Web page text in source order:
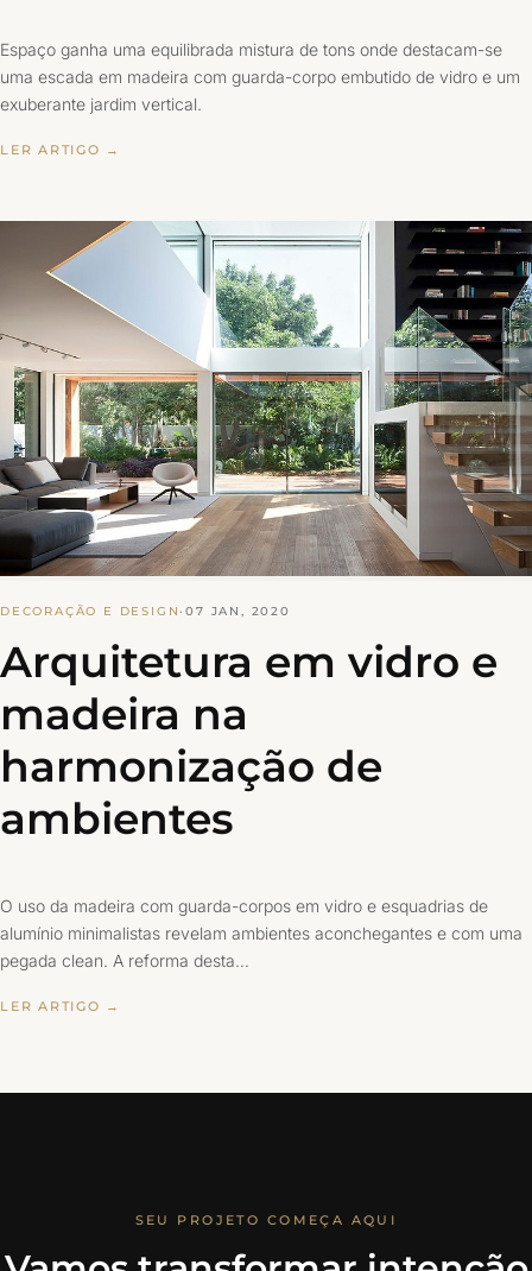
Espaço ganha uma equilibrada mistura de tons onde destacam-se
uma escada em madeira com guarda-corpo embutido de vidro e um
exuberante jardim vertical.
LER ARTIGO →
DECORAÇÃO E DESIGN·07 JAN, 2020
Arquitetura em vidro e
madeira na
harmonização de
ambientes
O uso da madeira com guarda-corpos em vidro e esquadrias de
alumínio minimalistas revelam ambientes aconchegantes e com uma
pegada clean. A reforma desta…
LER ARTIGO →
SEU PROJETO COMEÇA AQUI